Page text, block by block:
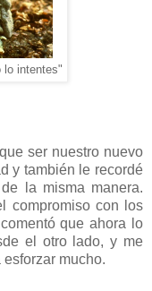
lo intentes"
ser nuestro nuevo
y también le recordé
la misma manera.
compromiso con los
que ahora lo
el otro lado, y me
mucho.